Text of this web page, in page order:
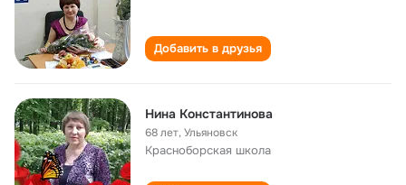
Добавить в друзья
Нина Константинова
68 лет,Ульяновск
Красноборская школа